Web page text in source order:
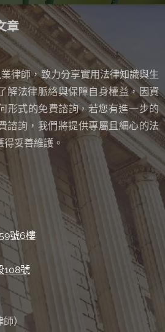
章
律師，致力分享實用法律知識與生
解法律脈絡與保障自身權益，因資
形式的免費諮詢， 若您有進一步的
諮詢，我們將提供專屬且細心的法
妥善維護。
號6樓
108號
）